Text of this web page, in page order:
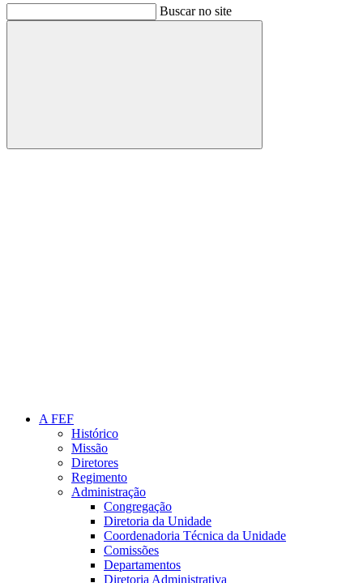
Buscar no site
Buscar
A FEF
Histórico
Missão
Diretores
Regimento
Administração
Congregação
Diretoria da Unidade
Coordenadoria Técnica da Unidade
Comissões
Departamentos
Diretoria Administrativa